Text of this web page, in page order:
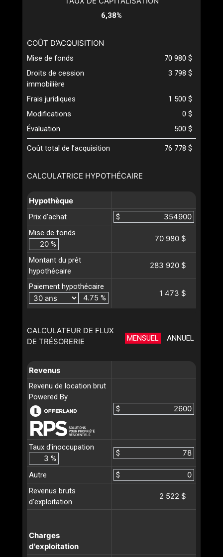
CALCULATRICE HYPOTHÉCAIRE
Hypothèque
Prix d'achat
$
Mise de fonds
%
70 980 $
Montant du prêt
hypothécaire
283 920 $
Paiement hypothécaire
%
1 473 $
CALCULATEUR DE FLUX
DE TRÉSORERIE
MENSUEL ANNUEL
Revenus
Revenu de location brut
Powered By
$
Taux d'inoccupation
%
$
Autre
$
Revenus bruts
d'exploitation
2 522 $
Charges
d'exploitation
6,38%
COÛT D’ACQUISITION
Mise de fonds
70 980 $
Droits de cession
immobilière
3 798 $
Frais juridiques
1 500 $
Modifications
0 $
Évaluation
500 $
Coût total de l’acquisition 76 778 $